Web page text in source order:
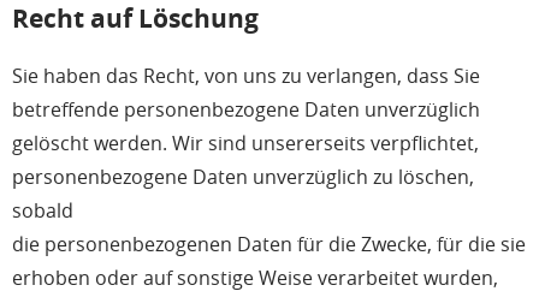
Recht auf Löschung
Sie haben das Recht, von uns zu verlangen, dass Sie
betreffende personenbezogene Daten unverzüglich
gelöscht werden. Wir sind unsererseits verpflichtet,
personenbezogene Daten unverzüglich zu löschen,
sobald
die personenbezogenen Daten für die Zwecke, für die sie
erhoben oder auf sonstige Weise verarbeitet wurden,